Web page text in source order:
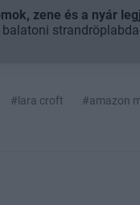
zene és a nyár
#lara croft #amazon